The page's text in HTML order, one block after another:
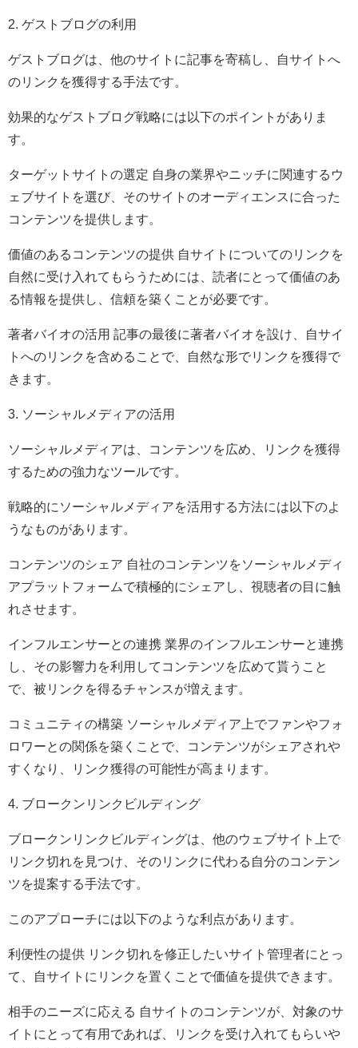
2. ゲストブログの利用
ゲストブログは、他のサイトに記事を寄稿し、自サイトへ
のリンクを獲得する手法です。
効果的なゲストブログ戦略には以下のポイントがありま
す。
ターゲットサイトの選定 自身の業界やニッチに関連するウ
ェブサイトを選び、そのサイトのオーディエンスに合った
コンテンツを提供します。
価値のあるコンテンツの提供 自サイトについてのリンクを
自然に受け入れてもらうためには、読者にとって価値のあ
る情報を提供し、信頼を築くことが必要です。
著者バイオの活用 記事の最後に著者バイオを設け、自サイ
トへのリンクを含めることで、自然な形でリンクを獲得で
きます。
3. ソーシャルメディアの活用
ソーシャルメディアは、コンテンツを広め、リンクを獲得
するための強力なツールです。
戦略的にソーシャルメディアを活用する方法には以下のよ
うなものがあります。
コンテンツのシェア 自社のコンテンツをソーシャルメディ
アプラットフォームで積極的にシェアし、視聴者の目に触
れさせます。
インフルエンサーとの連携 業界のインフルエンサーと連携
し、その影響力を利用してコンテンツを広めて貰うこと
で、被リンクを得るチャンスが増えます。
コミュニティの構築 ソーシャルメディア上でファンやフォ
ロワーとの関係を築くことで、コンテンツがシェアされや
すくなり、リンク獲得の可能性が高まります。
4. ブロークンリンクビルディング
ブロークンリンクビルディングは、他のウェブサイト上で
リンク切れを見つけ、そのリンクに代わる自分のコンテン
ツを提案する手法です。
このアプローチには以下のような利点があります。
利便性の提供 リンク切れを修正したいサイト管理者にとっ
て、自サイトにリンクを置くことで価値を提供できます。
相手のニーズに応える 自サイトのコンテンツが、対象のサ
イトにとって有用であれば、リンクを受け入れてもらいや